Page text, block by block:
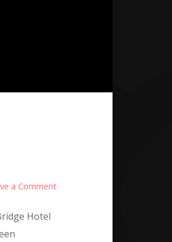
a Comment
Hotel